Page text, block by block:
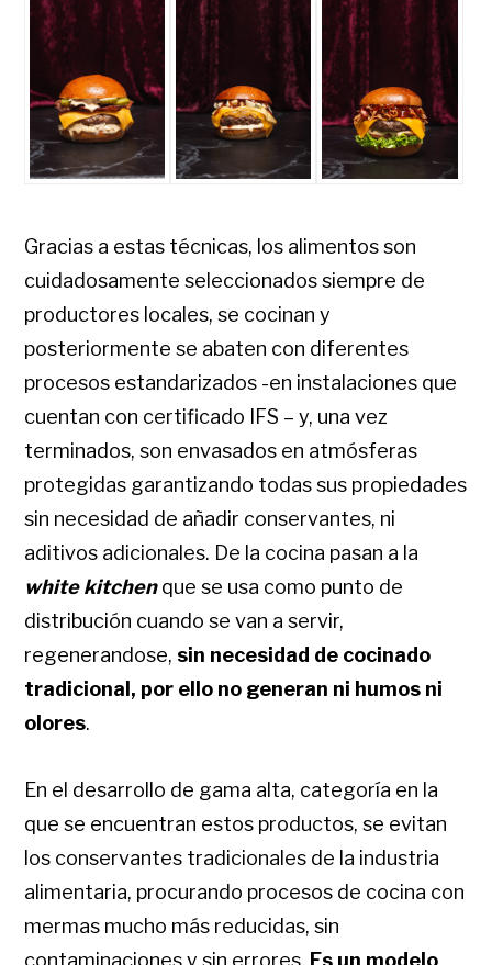
Gracias a estas técnicas, los alimentos son
cuidadosamente seleccionados siempre de
productores locales, se cocinan y
posteriormente se abaten con diferentes
procesos estandarizados -en instalaciones que
cuentan con certificado IFS – y, una vez
terminados, son envasados en atmósferas
protegidas garantizando todas sus propiedades
sin necesidad de añadir conservantes, ni
aditivos adicionales. De la cocina pasan a la
white kitchenque se usa como punto de
distribución cuando se van a servir,
regenerandose, sin necesidad de cocinado
tradicional, por ello no generan ni humos ni
olores.
En el desarrollo de gama alta, categoría en la
que se encuentran estos productos, se evitan
los conservantes tradicionales de la industria
alimentaria, procurando procesos de cocina con
mermas mucho más reducidas, sin
contaminaciones y sin errores. Es un modelo